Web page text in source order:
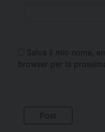
Salva il mio nome,
browser per la